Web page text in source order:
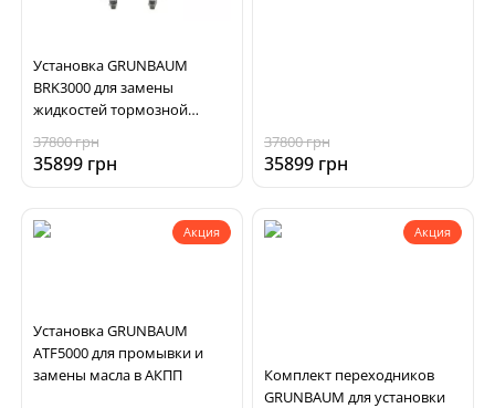
Установка GRUNBAUM
BRK3000 для замены
жидкостей тормозной
руля
37800 грн
35899 грн
37800 грн
35899 грн
Акция
Установка GRUNBAUM
ATF5000 для промывки и
замены масла в АКПП
Акция
Комплект переходников
GRUNBAUM для установки